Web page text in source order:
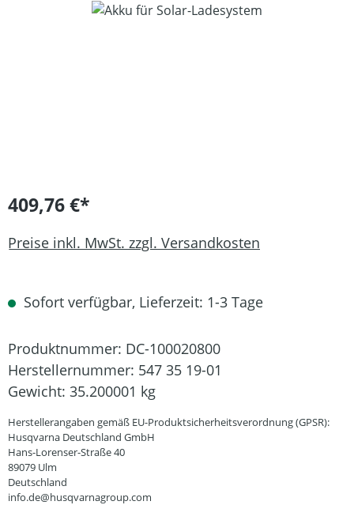
Bildergalerie überspringen
409,76 €*
Preise inkl. MwSt. zzgl. Versandkosten
Sofort verfügbar, Lieferzeit: 1-3 Tage
Produktnummer: DC-100020800
Herstellernummer: 547 35 19-01
Gewicht: 35.200001 kg
Herstellerangaben gemäß EU-Produktsicherheitsverordnung (GPSR):
Husqvarna Deutschland GmbH
Hans-Lorenser-Straße 40
89079 Ulm
Deutschland
info.de@husqvarnagroup.com